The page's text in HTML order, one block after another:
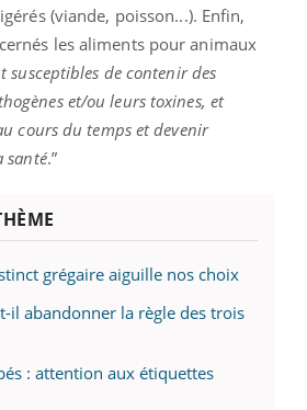
(viande, poisson...). Enfin,
les aliments pour animaux
susceptibles de contenir des
et/ou leurs toxines, et
cours du temps et devenir
santé.”
grégaire aiguille nos choix
il abandonner la règle des trois
: attention aux étiquettes